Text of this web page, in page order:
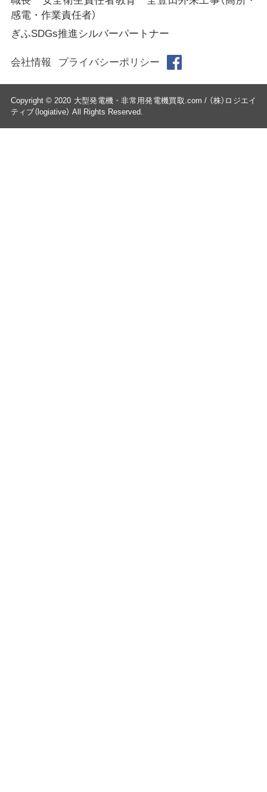
感電・作業責任者）
ぎふSDGs推進シルバーパートナー
会社情報 プライバシーポリシー
Copyright © 2020 大型発電機・非常用発電機買取.com / （株）ロジエイ
ティブ（logiative） All Rights Reserved.